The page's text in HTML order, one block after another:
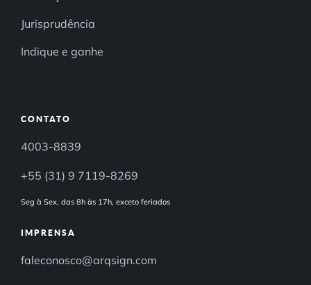
Jurisprudência
Indique e ganhe
CONTATO
4003-8839
+55 (31) 9 7119-8269
Seg à Sex, das 8h às 17h, exceto feriados
IMPRENSA
faleconosco@arqsign.com